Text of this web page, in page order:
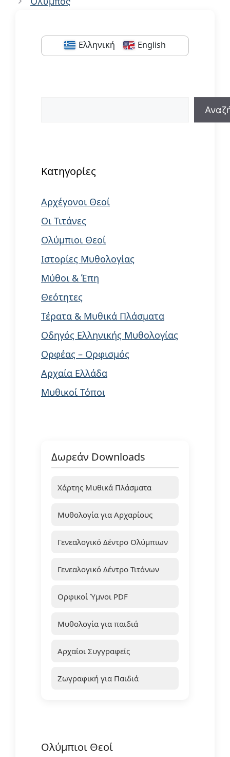
Ελληνική English
Κατηγορίες
Αρχέγονοι Θεοί
Οι Τιτάνες
Ολύμπιοι Θεοί
Ιστορίες Μυθολογίας
Μύθοι & Έπη
Θεότητες
Τέρατα & Μυθικά Πλάσματα
Οδηγός Ελληνικής Μυθολογίας
Ορφέας – Ορφισμός
Αρχαία Ελλάδα
Μυθικοί Τόποι
Δωρεάν Downloads
Χάρτης Μυθικά Πλάσματα
Μυθολογία για Αρχαρίους
Γενεαλογικό Δέντρο Ολύμπιων
Γενεαλογικό Δέντρο Τιτάνων
Ορφικοί Ύμνοι PDF
Μυθολογία για παιδιά
Αρχαίοι Συγγραφείς
Ζωγραφική για Παιδιά
Ολύμπιοι Θεοί